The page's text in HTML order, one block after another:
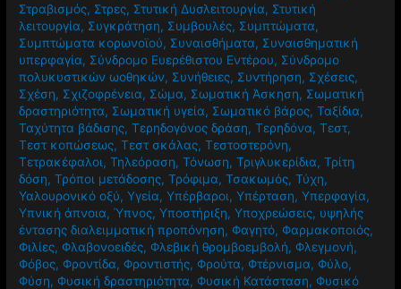
Στραβισμός, Στρες, Στυτική Δυσλειτουργία, Στυτική
λειτουργία, Συγκράτηση, Συμβουλές, Συμπτώματα,
Συμπτώματα κορωνοϊού, Συναισθήματα, Συναισθηματική
υπερφαγία, Σύνδρομο Ευερέθιστου Εντέρου, Σύνδρομο
πολυκυστικών ωοθηκών, Συνήθειες, Συντήρηση, Σχέσεις,
Σχέση, Σχιζοφρένεια, Σώμα, Σωματική Άσκηση, Σωματική
δραστηριότητα, Σωματική υγεία, Σωματικό βάρος,Ταξίδια,
Ταχύτητα βάδισης,Τερηδογόνος δράση,Τερηδόνα,Τεστ,
Τεστ κοπώσεως,Τεστ σκάλας,Τεστοστερόνη,
Τετρακέφαλοι,Τηλεόραση,Τόνωση,Τριγλυκερίδια,Τρίτη
δόση,Τρόποι μετάδοσης,Τρόφιμα,Τσακωμός,Τύχη,
Υαλουρονικό οξύ,Υγεία,Υπέρβαροι,Υπέρταση,Υπερφαγία,
Υπνική άπνοια,Ύπνος,Υποστήριξη,Υποχρεώσεις, υψηλής
έντασης διαλειμματική προπόνηση,Φαγητό,Φαρμακοποιός,
Φιλίες,Φλαβονοειδές,Φλεβική θρομβοεμβολή,Φλεγμονή,
Φόβος,Φροντίδα,Φροντιστής,Φρούτα,Φτέρνισμα,Φύλο,
Φύση,Φυσική δραστηριότητα,Φυσική Κατάσταση,Φυσικό